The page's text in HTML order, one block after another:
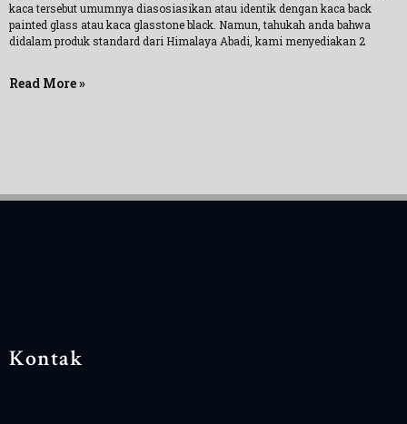
kaca tersebut umumnya diasosiasikan atau identik dengan kaca back
painted glass atau kaca glasstone black. Namun, tahukah anda bahwa
didalam produk standard dari Himalaya Abadi, kami menyediakan 2
Read More »
Kontak